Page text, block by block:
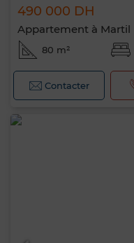
490 000 DH
Appartement à Martil
80 m²
Contacter